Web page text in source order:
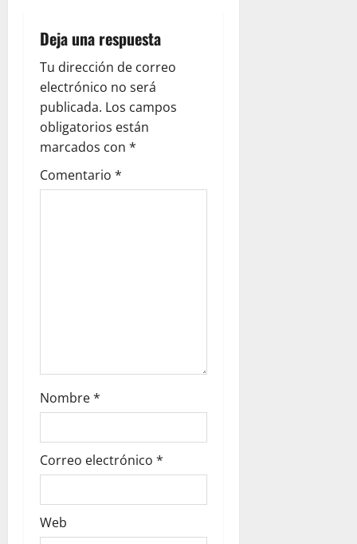
Deja una respuesta
Tu dirección de correo
electrónico no será
publicada. Los campos
obligatorios están
marcados con *
Comentario *
Nombre*
Correo electrónico *
Web